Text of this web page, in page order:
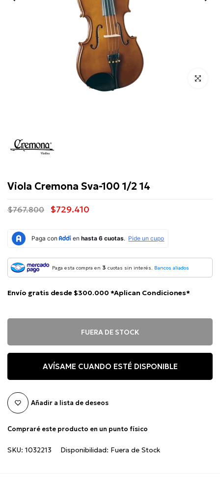
Click para
Viola Cremona Sva-100 1/2 14
$767.800 $729.410
Paga esta compra en 3 cuotas sin interés. Bancos aliados
Envío gratis desde $300.000 *Aplican Condiciones*
FUERA DE STOCK
AVÍSAME CUANDO ESTÉ DISPONIBLE
Añadir a lista de deseos
Compraré este producto en un punto físico
SKU: 1032213 Disponibilidad: Fuera de Stock